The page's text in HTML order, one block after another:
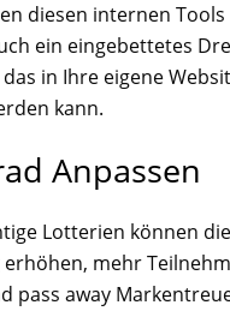
diesen internen Tools
ein eingebettetes
in Ihre eigene
kann.
Anpassen
Lotterien können die
erhöhen, mehr
pass away